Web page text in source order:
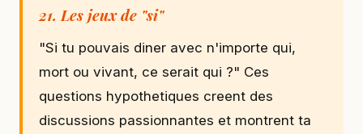
21. Les jeux de "si"
"Si tu pouvais diner avec n'importe qui,
mort ou vivant, ce serait qui ?" Ces
questions hypothetiques creent des
discussions passionnantes et montrent ta